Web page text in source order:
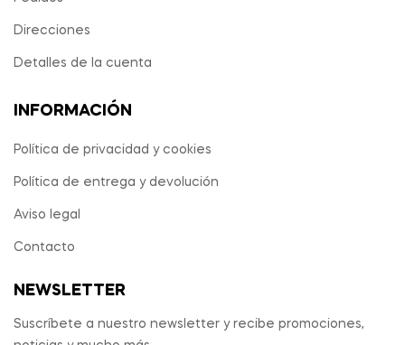
Direcciones
Detalles de la cuenta
INFORMACIÓN
Política de privacidad y cookies
Política de entrega y devolución
Aviso legal
Contacto
NEWSLETTER
Suscríbete a nuestro newsletter y recibe promociones,